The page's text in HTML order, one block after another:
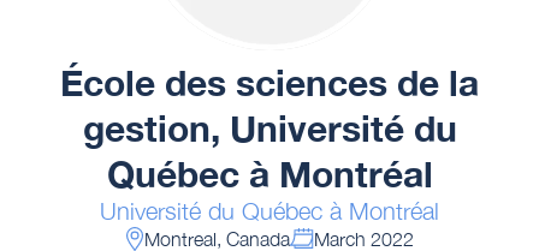
École des sciences de la
gestion, Université du
Québec à Montréal
Université du Québec à Montréal
Montreal, Canada March 2022